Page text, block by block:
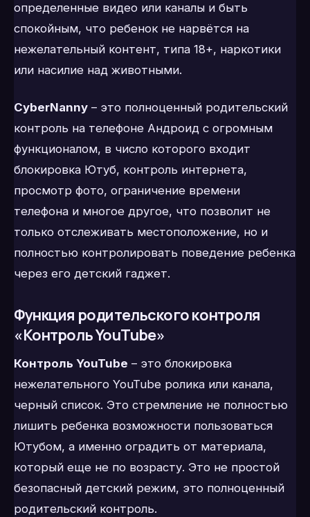
определенные видео или каналы и быть
спокойным, что ребенок не нарвётся на
нежелательный контент, типа 18+, наркотики
или насилие над животными.
CyberNanny – это полноценный родительский
контроль на телефоне Андроид с огромным
функционалом, в число которого входит
блокировка Ютуб, контроль интернета,
просмотр фото, ограничение времени
телефона и многое другое, что позволит не
только отслеживать местоположение, но и
полностью контролировать поведение ребенка
через его детский гаджет.
Функция родительского контроля
«Контроль YouTube»
Контроль YouTube – это блокировка
нежелательного YouTube ролика или канала,
черный список. Это стремление не полностью
лишить ребенка возможности пользоваться
Ютубом, а именно оградить от материала,
который еще не по возрасту. Это не простой
безопасный детский режим, это полноценный
родительский контроль.